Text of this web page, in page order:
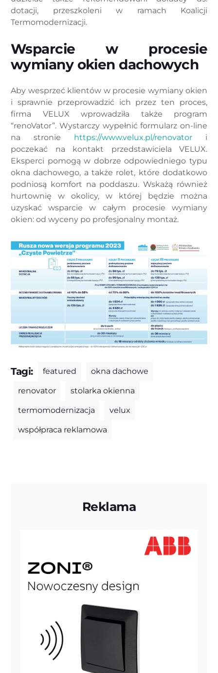
dotacji, przeszkoleni w ramach Koalicji
Termomodernizacji.
Wsparcie w procesie
wymiany okien dachowych
Aby wesprzeć klientów w procesie wymiany okien
i sprawnie przeprowadzić ich przez ten proces,
firma VELUX wprowadziła także program
“renoVator”. Wystarczy wypełnić formularz on-line
na stronie https://www.velux.pl/renovator i
poczekać na kontakt przedstawiciela VELUX.
Eksperci pomogą w dobrze odpowiedniego typu
okna dachowego, a także rolet, które dodatkowo
podniosą komfort na poddaszu. Wskażą również
hurtownię w okolicy, w której będzie można
uzyskać wsparcie w całym procesie wymiany
okien: od wyceny po profesjonalny montaż.
Tagi: featured okna dachowe
renovator stolarka okienna
termomodernizacja velux
współpraca reklamowa
Reklama